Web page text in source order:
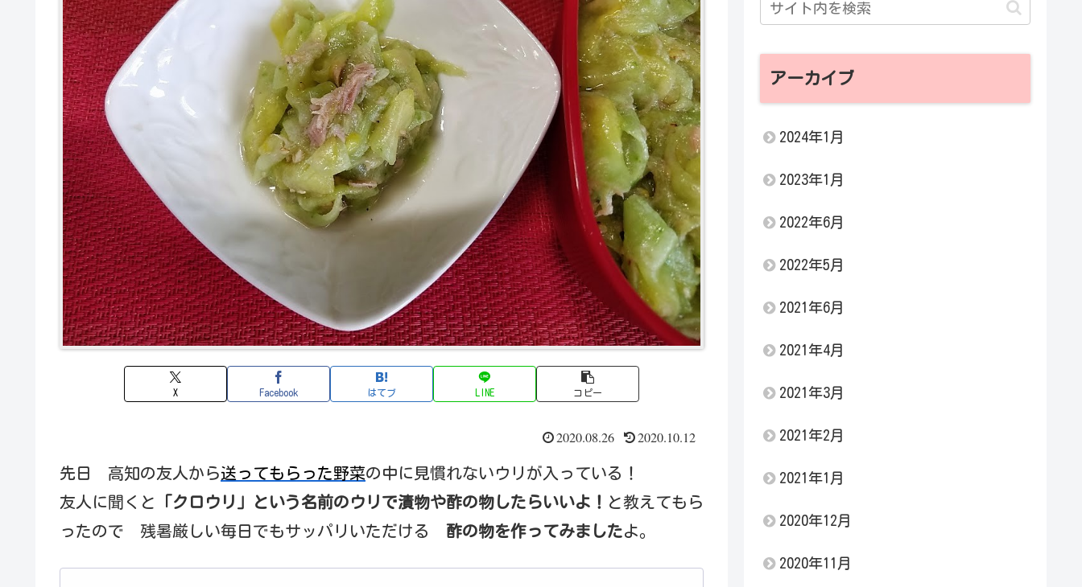
X Facebook はてブ LINE コピー
2020.08.26 2020.10.12
先日 高知の友人から送ってもらった野菜の中に見慣れないウリが入っている！
友人に聞くと
「クロウリ」という名前のウリで漬物や酢の物したらいいよ！ と教えてもら
ったので 残暑厳しい毎日でもサッパリいただける
酢の物を作ってみましたよ。
アーカイブ
2024年1月
2023年1月
2022年6月
2022年5月
2021年6月
2021年4月
2021年3月
2021年2月
2021年1月
2020年12月
2020年11月